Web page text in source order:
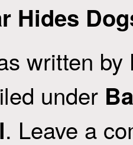
Hides
written by
under
. Leave a